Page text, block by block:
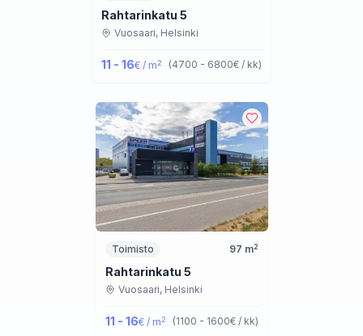
Rahtarinkatu 5
Vuosaari, Helsinki
11 - 16€ / m2 (4700 - 6800€ / kk)
Toimisto 97 m2
Rahtarinkatu 5
Vuosaari, Helsinki
11 - 16€ / m2 (1100 - 1600€ / kk)